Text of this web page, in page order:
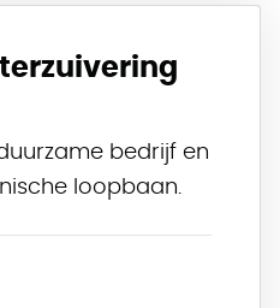
bedrijf en
loopbaan.